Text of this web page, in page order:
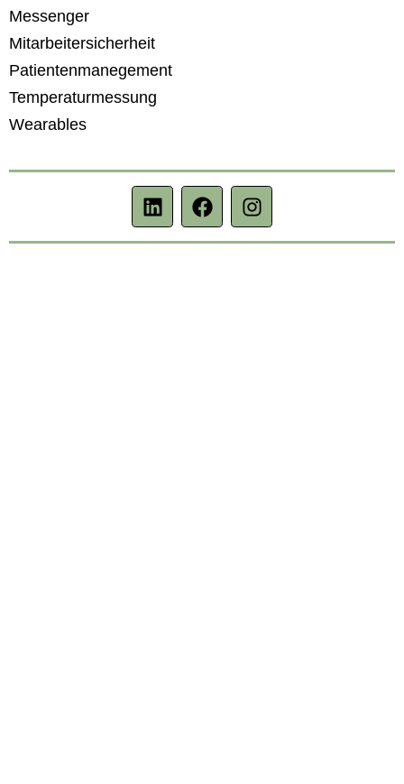
Messenger
Mitarbeitersicherheit
Patientenmanegement
Temperaturmessung
Wearables
L
i
n
F
a
c
I
n
s